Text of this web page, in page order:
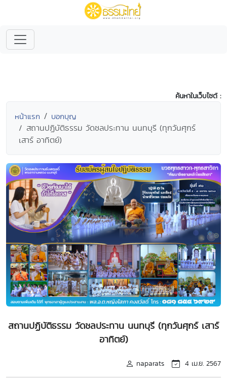
ค้นหาในเว็บไซต์ :
หน้าแรก บอกบุญ
สถานปฏิบัติธรรม วัดชลประทาน นนทบุรี (ทุกวันศุกร์
เสาร์ อาทิตย์)
สถานปฏิบัติธรรม วัดชลประทาน นนทบุรี (ทุกวันศุกร์ เสาร์
อาทิตย์)
naparats 4 เม.ย. 2567